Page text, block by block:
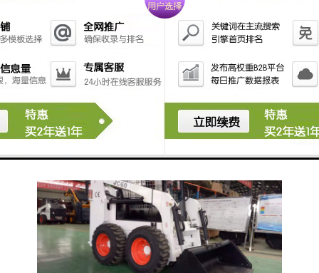
动力一般为20～50 千瓦，主机质量2000～4000公斤，车
速为每小时10～15 公里，主要用于作业场地狭小、地面
起伏不平、作业内容变换频繁的场合，适用于基础设施
建设、工业应用、码头装卸、市区街道、住宅、谷仓、
畜舍、机场跑道等，同时还可作为大型工程施工机械设
备使用。